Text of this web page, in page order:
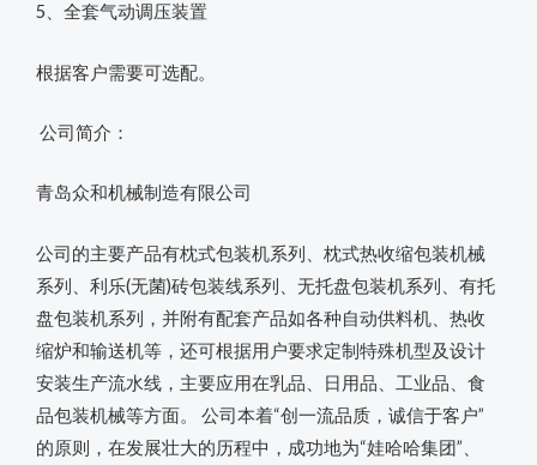
5、全套气动调压装置
根据客户需要可选配。
公司简介：
青岛众和机械制造有限公司
公司的主要产品有枕式包装机系列、枕式热收缩包装机械
系列、利乐(无菌)砖包装线系列、无托盘包装机系列、有托
盘包装机系列，并附有配套产品如各种自动供料机、热收
缩炉和输送机等，还可根据用户要求定制特殊机型及设计
安装生产流水线，主要应用在乳品、日用品、工业品、食
品包装机械等方面。 公司本着“创一流品质，诚信于客户”
的原则，在发展壮大的历程中，成功地为“娃哈哈集团”、